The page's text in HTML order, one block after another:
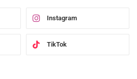
Instagram
TikTok